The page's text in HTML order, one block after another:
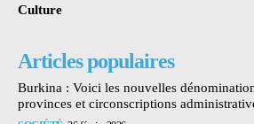
Culture
Articles populaires
Burkina : Voici les nouvelles
provinces et circonscriptions